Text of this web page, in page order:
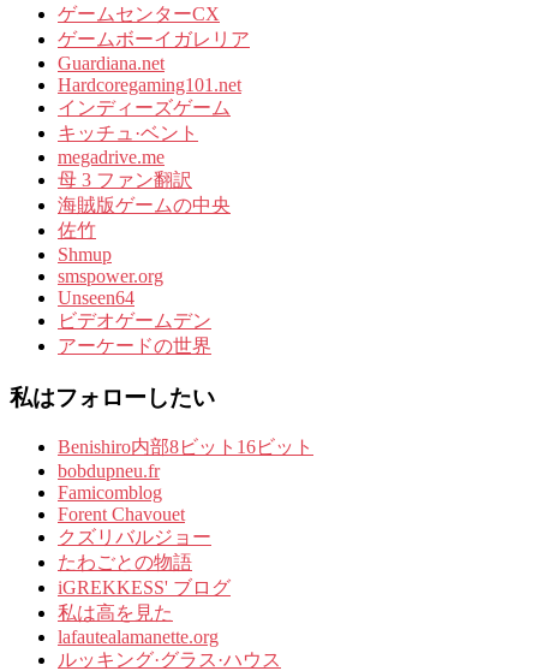
ゲームセンターCX
ゲームボーイガレリア
Guardiana.net
Hardcoregaming101.net
インディーズゲーム
キッチュ·ベント
megadrive.me
母 3 ファン翻訳
海賊版ゲームの中央
佐竹
Shmup
smspower.org
Unseen64
ビデオゲームデン
アーケードの世界
私はフォローしたい
Benishiro内部8ビット16ビット
bobdupneu.fr
Famicomblog
Forent Chavouet
クズリバルジョー
たわごとの物語
iGREKKESS' ブログ
私は高を見た
lafautealamanette.org
ルッキング·グラス·ハウス